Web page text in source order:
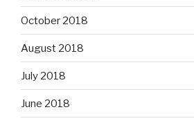
October 2018
August 2018
July 2018
June 2018